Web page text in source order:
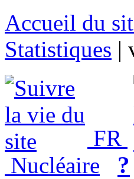
Accueil du
Statistiques |
FR
Nucléaire
?